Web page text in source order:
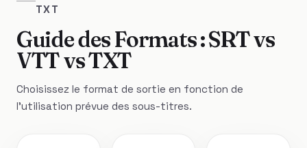
TXT
Guide des Formats : SRT vs
VTT vs TXT
Choisissez le format de sortie en fonction de
l'utilisation prévue des sous-titres.